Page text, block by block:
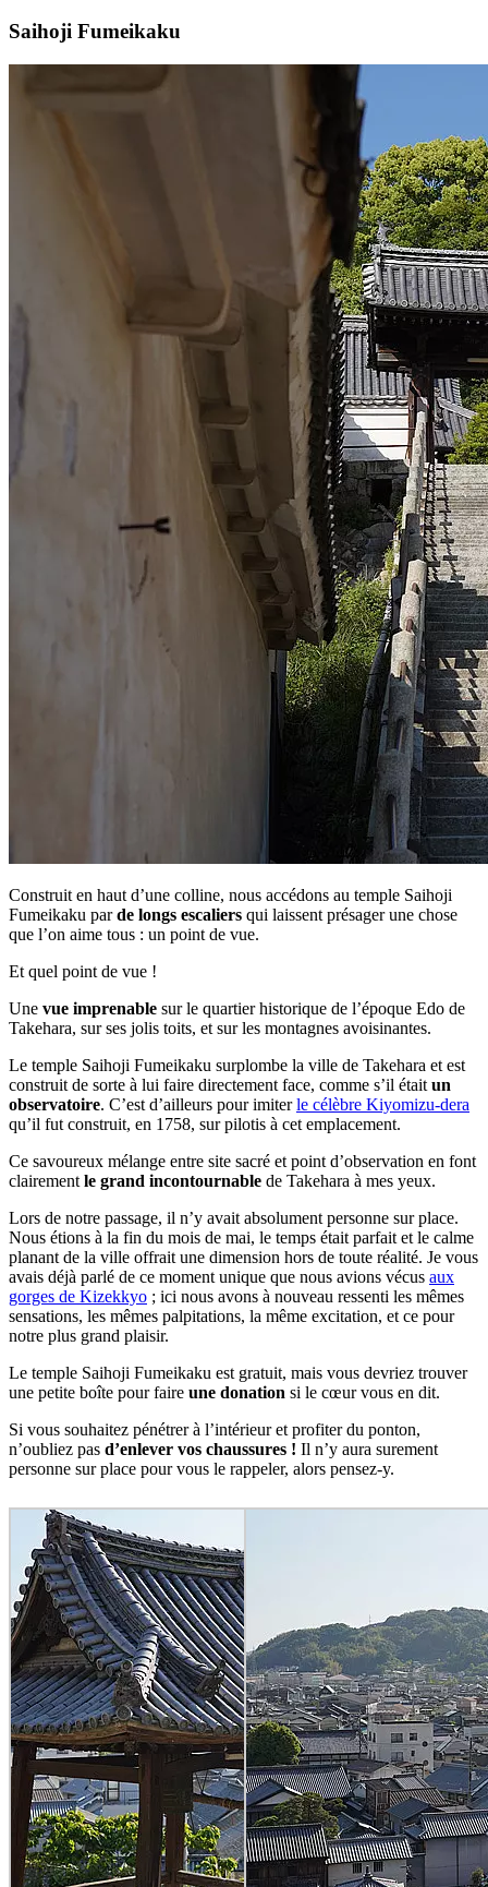
Saihoji Fumeikaku
Construit en haut d’une colline, nous accédons au temple Saihoji
Fumeikaku parde longs escaliers qui laissent présager une chose
que l’on aime tous : un point de vue.
Et quel point de vue !
Une vue imprenable sur le quartier historique de l’époque Edo de
Takehara, sur ses jolis toits, et sur les montagnes avoisinantes.
Le temple Saihoji Fumeikaku surplombe la ville de Takehara et est
construit de sorte à lui faire directement face, comme s’il était un
observatoire. C’est d’ailleurs pour imiterle célèbre Kiyomizu-dera
qu’il fut construit, en 1758, sur pilotis à cet emplacement.
Ce savoureux mélange entre site sacré et point d’observation en font
clairement le grand incontournable de Takehara à mes yeux.
Lors de notre passage, il n’y avait absolument personne sur place.
Nous étions à la fin du mois de mai, le temps était parfait et le calme
planant de la ville offrait une dimension hors de toute réalité. Je vous
avais déjà parlé de ce moment unique que nous avions vécus aux
gorges de Kizekkyo ; ici nous avons à nouveau ressenti les mêmes
sensations, les mêmes palpitations, la même excitation, et ce pour
notre plus grand plaisir.
Le temple Saihoji Fumeikaku est gratuit, mais vous devriez trouver
une petite boîte pour faire une donation si le cœur vous en dit.
Si vous souhaitez pénétrer à l’intérieur et profiter du ponton,
n’oubliez pas d’enlever vos chaussures ! Il n’y aura surement
personne sur place pour vous le rappeler, alors pensez-y.